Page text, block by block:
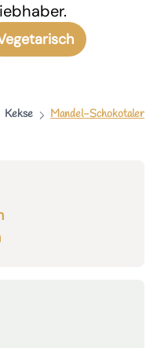
Kekse Mandel-Schokotaler